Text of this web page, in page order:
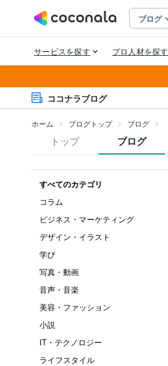
ココナラブログ
ホーム ブログトップ ブログ
トップ ブログ
すべてのカテゴリ
コラム
ビジネス・マーケティング
デザイン・イラスト
学び
写真・動画
音声・音楽
美容・ファッション
小説
IT・テクノロジー
ライフスタイル